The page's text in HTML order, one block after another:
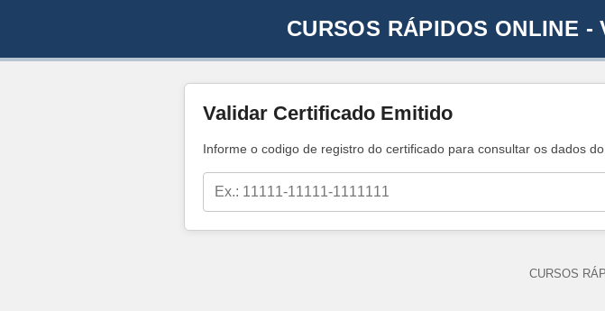
CURSOS RÁPIDOS ONLINE
Validar Certificado Emitido
Informe o codigo de registro do certificado para consultar os dados
CURSOS